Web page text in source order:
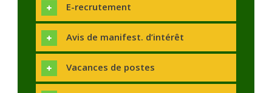
E-recrutement
Avis de manifest. d’intérêt
Vacances de postes